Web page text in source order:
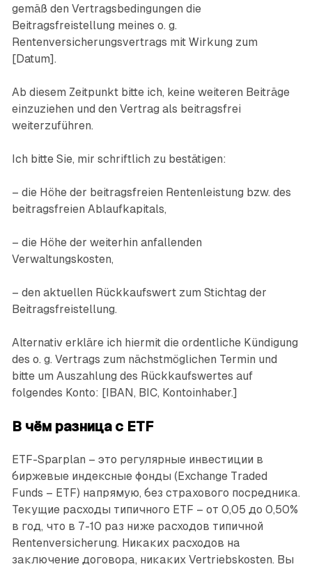
gemäß den Vertragsbedingungen die
Beitragsfreistellung meines o. g.
Rentenversicherungsvertrags mit Wirkung zum
[Datum].
Ab diesem Zeitpunkt bitte ich, keine weiteren Beiträge
einzuziehen und den Vertrag als beitragsfrei
weiterzuführen.
Ich bitte Sie, mir schriftlich zu bestätigen:
– die Höhe der beitragsfreien Rentenleistung bzw. des
beitragsfreien Ablaufkapitals,
– die Höhe der weiterhin anfallenden
Verwaltungskosten,
– den aktuellen Rückkaufswert zum Stichtag der
Beitragsfreistellung.
Alternativ erkläre ich hiermit die ordentliche Kündigung
des o. g. Vertrags zum nächstmöglichen Termin und
bitte um Auszahlung des Rückkaufswertes auf
folgendes Konto: [IBAN, BIC, Kontoinhaber.]
В чём разница с ETF
ETF-Sparplan – это регулярные инвестиции в
биржевые индексные фонды (Exchange Traded
Funds – ETF) напрямую, без страхового посредника.
Текущие расходы типичного ETF – от 0,05 до 0,50%
в год, что в 7-10 раз ниже расходов типичной
Rentenversicherung. Никаких расходов на
заключение договора, никаких Vertriebskosten. Вы